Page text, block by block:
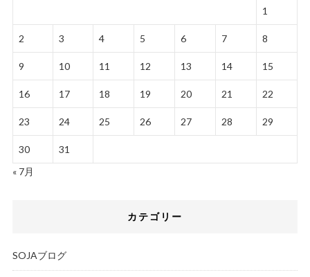
1
2 3 4 5 6 7 8
9 10 11 12 13 14 15
16 17 18 19 20 21 22
23 24 25 26 27 28 29
30
31
« 7月
カテゴリー
SOJAブログ